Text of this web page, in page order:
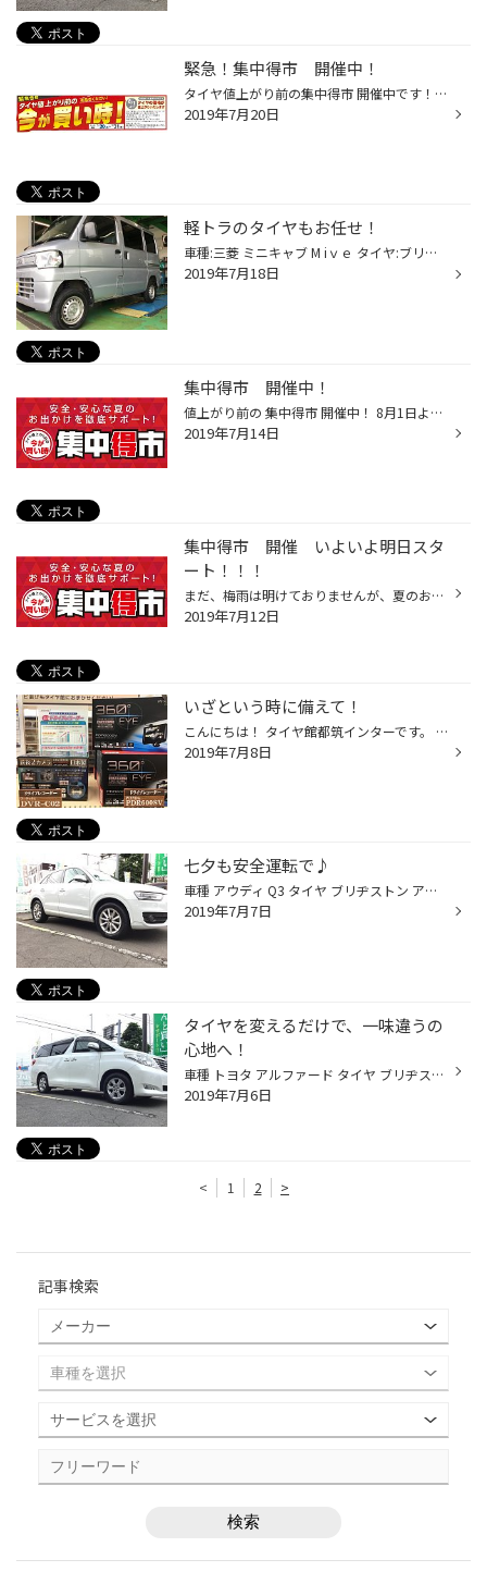
緊急！集中得市 開催中！
タイヤ値上がり前の集中得市 開催中です！ タイヤ交換をご検討のお客様は、是非一度、当店にお越しください。 お見積りだけでも、大歓迎です。 夏のお出かけも、安心してお車をお使いいただけます様、 無料の安全点検も実施中。 お車の事でご不明な点は、お気軽にスタッフまでお申しつけ下さい。 皆...
2019年7月20日
軽トラのタイヤもお任せ！
車種:三菱 ミニキャブ M iｖｅ タイヤ:ブリヂストン K305 145R12 8PR こんにちは タイヤ館都筑インターです。 本日のご紹介は、ミニキャブのタイヤ交換です。 タイヤはブリヂストンの軽バンやトラック等の専用タイヤです。 基本性能を備えたタイプとなり、価格も抑えたタイプとなります。 只今、集...
2019年7月18日
集中得市 開催中！
値上がり前の 集中得市 開催中！ 8月1日よりタイヤが値上がり致します。 そろそろタイヤ交換の時期が近付いている方は 今が買い時です♪ お見積り等、お気軽にご来店下さい！ スタッフ一同、皆様のご来店を心よりお待ち致しております。
2019年7月14日
集中得市 開催 いよいよ明日スタ
ート！！！
まだ、梅雨は明けておりませんが、夏のお出かけの準備は徐々に進めて行きましょう！ もちろん、梅雨の必需品、ワイパーの点検、交換もお気軽にお立ち寄り下さい。 お客様の大切な愛車の事、是非、タイヤ館にお任せ下さい！ 皆様のご来店をスタッフ一同、心よりお待ち致しております！
2019年7月12日
いざという時に備えて！
こんにちは！ タイヤ館都筑インターです。 最近はあまり、ニュースでは報じられなくなりましたが、まだまだ煽り運転等の、 危険運手の話題は後を絶ちません。 そんな時に、皆さんを守ってくれるアイテムとして、ドライブレコーダーがございます。 タイヤ館でも、ドライブレコーダーのお取り扱いがご...
2019年7月8日
七夕も安全運転で♪
車種 アウディ Q3 タイヤ ブリヂストン アレンザ001 235/55R17 こんにちは！ タイヤ館都筑インターです。 本日のご紹介は、アウディ Q3のタイヤ交換です。 タイヤは、SUVタイヤの中でも、スポーツ性に特化したタイプのアレンザです。 SUVのお車でもスポーツ性能を持たせたいお客様に好評です！ 是非...
2019年7月7日
タイヤを変えるだけで、一味違うの
心地へ！
車種 トヨタ アルファード タイヤ ブリヂストン レグノ GRVⅡ 215/65R16 こんにちは！ タイヤ館都筑インターです。 本日はアルファードのタイヤ交換のご紹介です。 タイヤは、レグノのGRVⅡです。 乗り心地や静粛性に特化したタイプで、車内でのお車の印象が一気に変わると思います。 また、リピート...
2019年7月6日
< 1 2 >
記事検索